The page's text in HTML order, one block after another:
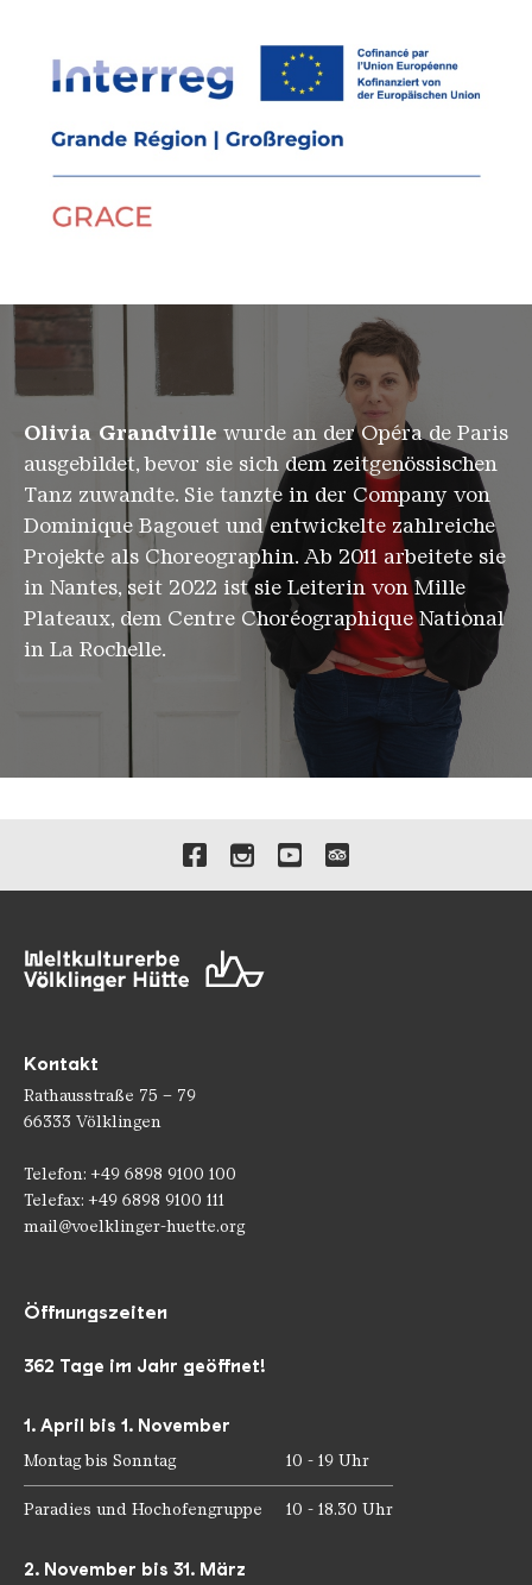
Olivia Grandville wurde an der Opéra de Paris
ausgebildet, bevor sie sich dem zeitgenössischen
Tanz zuwandte. Sie tanzte in der Company von
Dominique Bagouet und entwickelte zahlreiche
Projekte als Choreographin. Ab 2011 arbeitete sie
in Nantes, seit 2022 ist sie Leiterin von Mille
Plateaux, dem Centre Choréographique National
in La Rochelle.
Verlinkungen zu unseren
Kontakt
Rathausstraße 75 – 79
66333 Völklingen
Telefon: +49 6898 9100 100
Telefax: +49 6898 9100 111
mail@voelklinger-huette.org
Öffnungszeiten
362 Tage im Jahr geöffnet!
1. April bis 1. November
Montag bis Sonntag 10 - 19 Uhr
Paradies und Hochofengruppe 10 - 18.30 Uhr
2. November bis 31. März